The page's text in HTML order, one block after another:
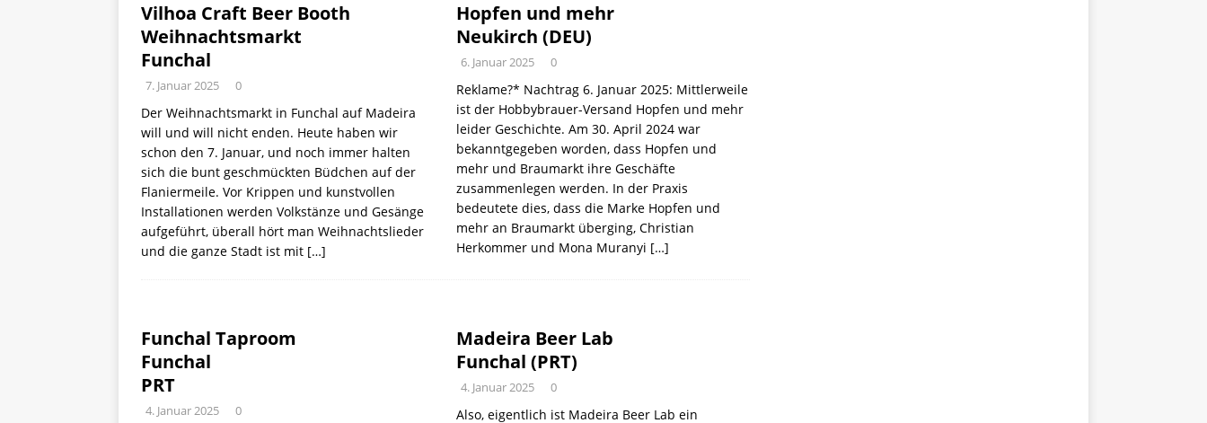
Vilhoa Craft Beer Booth
Weihnachtsmarkt
Funchal
7. Januar 2025 0
Der Weihnachtsmarkt in Funchal auf Madeira
will und will nicht enden. Heute haben wir
schon den 7. Januar, und noch immer halten
sich die bunt geschmückten Büdchen auf der
Flaniermeile. Vor Krippen und kunstvollen
Installationen werden Volkstänze und Gesänge
aufgeführt, überall hört man Weihnachtslieder
und die ganze Stadt ist mit […]
Hopfen und mehr
Neukirch (DEU)
6. Januar 2025 0
Reklame?* Nachtrag 6. Januar 2025: Mittlerweile
ist der Hobbybrauer-Versand Hopfen und mehr
leider Geschichte. Am 30. April 2024 war
bekanntgegeben worden, dass Hopfen und
mehr und Braumarkt ihre Geschäfte
zusammenlegen werden. In der Praxis
bedeutete dies, dass die Marke Hopfen und
mehr an Braumarkt überging, Christian
Herkommer und Mona Muranyi […]
Funchal Taproom
Funchal
PRT
4. Januar 2025 0
Madeira Beer Lab
Funchal (PRT)
4. Januar 2025 0
Also, eigentlich ist Madeira Beer Lab ein